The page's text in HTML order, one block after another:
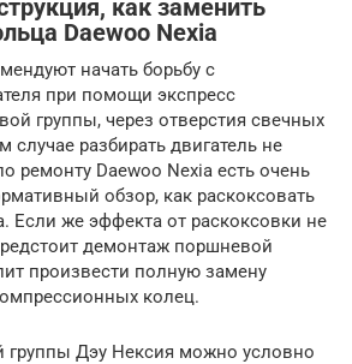
как заменить
Daewoo Nexia
начать борьбу с
при помощи экспресс
группы, через отверстия свечных
случае разбирать двигатель не
ремонту Daewoo Nexia есть очень
обзор, как раскоксовать
Если же эффекта от раскоксовки не
демонтаж поршневой
произвести полную замену
колец.
группы Дэу Нексия можно условно